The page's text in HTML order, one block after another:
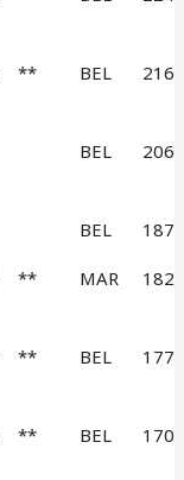
** BEL 216
BEL 206
BEL 187
** MAR 182
** BEL 177
** BEL 170